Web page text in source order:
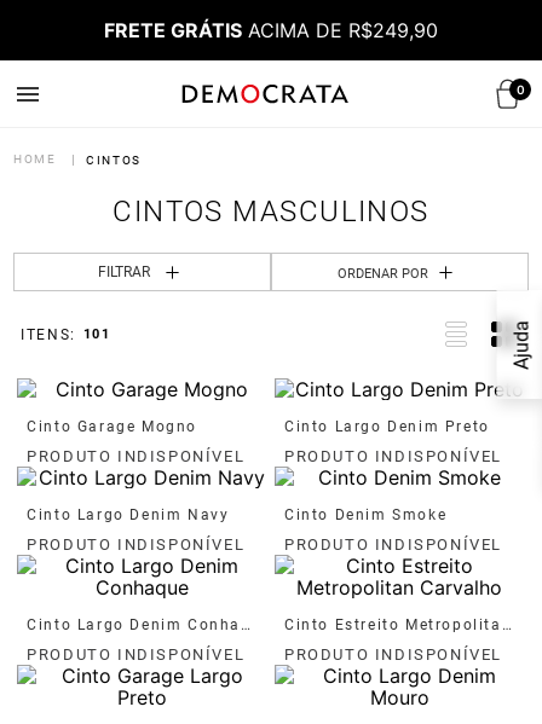
FRETE GRÁTIS ACIMA DE R$249,90
0
Ajuda
CINTOS
CINTOS MASCULINOS
FILTRAR ORDENAR POR
101
Cinto Garage Mogno Cinto Largo Denim Preto
Cinto Largo Denim Navy Cinto Denim Smoke
Cinto Largo Denim Conhaque Cinto Estreito Metropolitan Carvalho